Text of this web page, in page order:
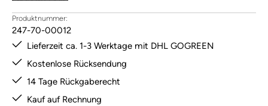
Produktnummer:
247-70-00012
Lieferzeit ca. 1-3 Werktage mit DHL GOGREEN
Kostenlose Rücksendung
14 Tage Rückgaberecht
Kauf auf Rechnung